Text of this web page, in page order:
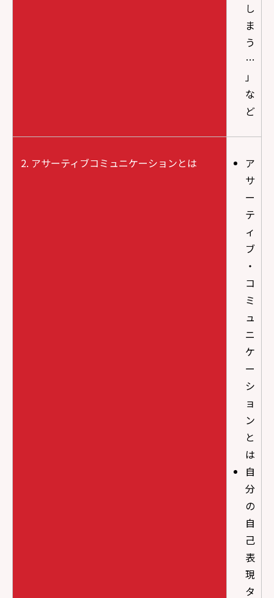
し
ま
う
…
」
な
ど
アサーティブコミュニケーションとは
ア
サ
ー
テ
ィ
ブ
・
コ
ミ
ュ
ニ
ケ
ー
シ
ョ
ン
と
は
自
分
の
自
己
表
現
タ